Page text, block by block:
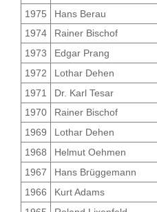
1975
Hans Berau
1974
Rainer Bischof
1973
Edgar Prang
1972
Lothar Dehen
1971
Dr. Karl Tesar
1970
Rainer Bischof
1969
Lothar Dehen
1968
Helmut Oehmen
1967
Hans Brüggemann
1966
Kurt Adams